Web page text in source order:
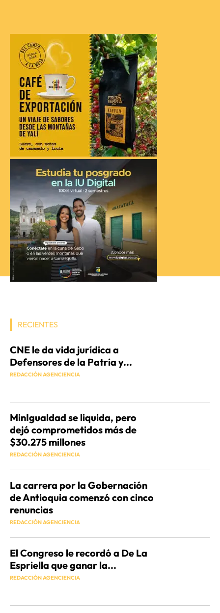
RECIENTES
CNE le da vida jurídica a
Defensores de la Patria y...
REDACCIÓN AGENCIENCIA
MinIgualdad se liquida, pero
dejó comprometidos más de
$30.275 millones
REDACCIÓN AGENCIENCIA
La carrera por la Gobernación
de Antioquia comenzó con cinco
renuncias
REDACCIÓN AGENCIENCIA
El Congreso le recordó a De La
Espriella que ganar la...
REDACCIÓN AGENCIENCIA